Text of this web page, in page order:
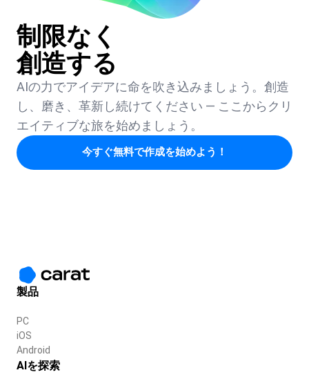
制限なく
創造する
AIの力でアイデアに命を吹き込みましょう。創造
し、磨き、革新し続けてください — ここからクリ
エイティブな旅を始めましょう。
今すぐ無料で作成を始めよう！
製品
PC
iOS
Android
AIを探索